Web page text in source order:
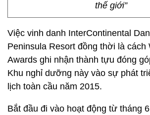
thế giới”
Việc vinh danh InterContinental
Peninsula Resort đồng thời là cách
Awards ghi nhận thành tựu đóng
Khu nghỉ dưỡng này vào sự phát
lịch toàn cầu năm 2015.
Bắt đầu đi vào hoạt động từ tháng